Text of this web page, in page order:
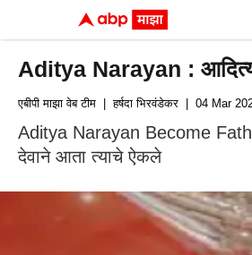
Aditya Narayan : आदित्य
एबीपी माझा वेब टीम | हर्षदा भिरवंडेकर | 04 Mar
Aditya Narayan Become
देवाने आता त्याचे ऐकले